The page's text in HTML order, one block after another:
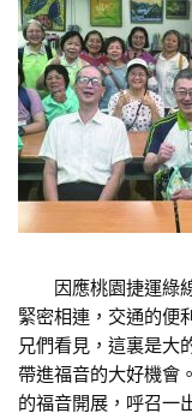
因應桃園捷運綠線
緊密相連，交通的便
兄們看見，這裏是大
帶進福音的大好機會
的福音開展，呼召一